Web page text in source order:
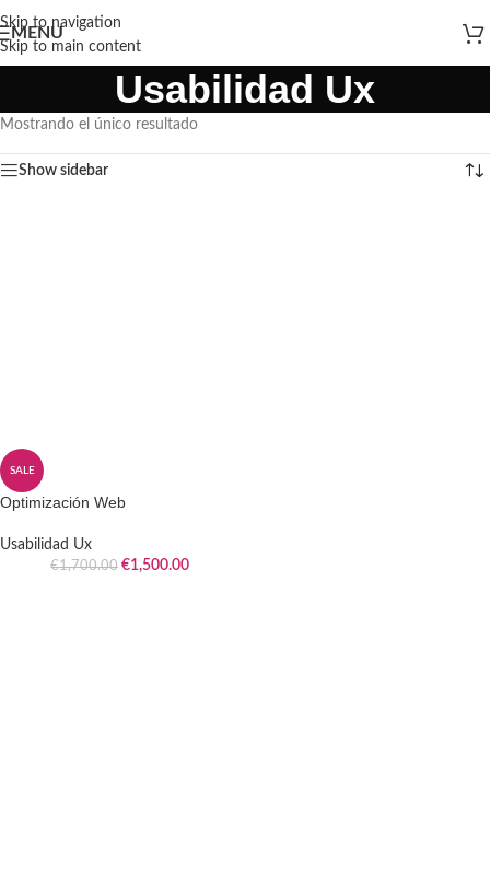
Skip to navigation
Skip to main content
MENU
Usabilidad Ux
Mostrando el único resultado
Show sidebar
SALE
Optimización Web
Usabilidad Ux
€1,700.00 €1,500.00